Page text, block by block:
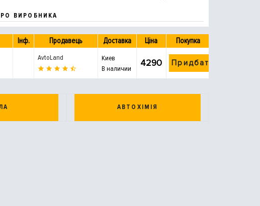
ВИРОБНИКА
Інф. Продавець Доставка Ціна Покупка
AvtoLand
Киев
В наличии
4290 Придбати
АВТОХІМІЯ